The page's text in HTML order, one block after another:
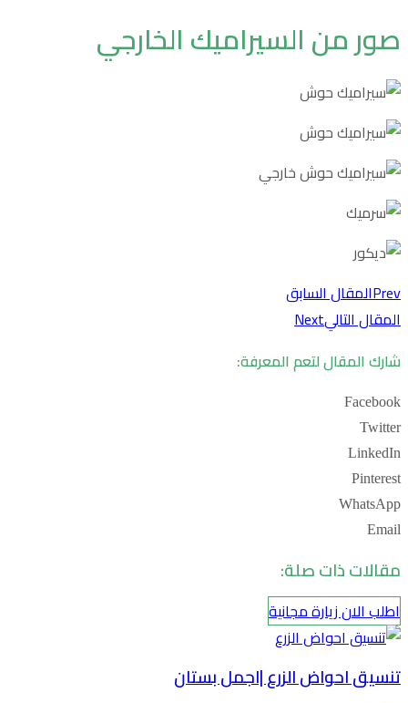
صور من السيراميك الخارجي
Prevالمقال السابق
المقال التاليNext
شارك المقال لتعم المعرفة:
Facebook
Twitter
LinkedIn
Pinterest
WhatsApp
Email
مقالات ذات صلة:
اطلب الان زيارة مجانية
تنسيق احواض الزرع |اجمل بستان